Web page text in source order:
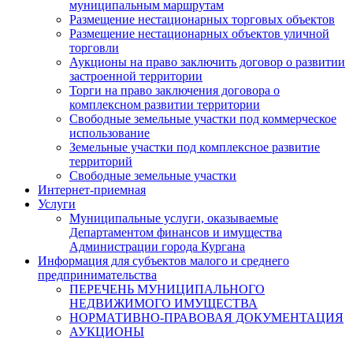
муниципальным маршрутам
Размещение нестационарных торговых объектов
Размещение нестационарных объектов уличной
торговли
Аукционы на право заключить договор о развитии
застроенной территории
Торги на право заключения договора о
комплексном развитии территории
Свободные земельные участки под коммерческое
использование
Земельные участки под комплексное развитие
территорий
Свободные земельные участки
Интернет-приемная
Услуги
Муниципальные услуги, оказываемые
Департаментом финансов и имущества
Администрации города Кургана
Информация для субъектов малого и среднего
предпринимательства
ПЕРЕЧЕНЬ МУНИЦИПАЛЬНОГО
НЕДВИЖИМОГО ИМУЩЕСТВА
НОРМАТИВНО-ПРАВОВАЯ ДОКУМЕНТАЦИЯ
АУКЦИОНЫ